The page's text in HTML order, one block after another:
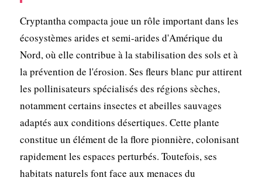
Cryptantha compacta joue un rôle important dans les
écosystèmes arides et semi-arides d'Amérique du
Nord, où elle contribue à la stabilisation des sols et à
la prévention de l'érosion. Ses fleurs blanc pur attirent
les pollinisateurs spécialisés des régions sèches,
notamment certains insectes et abeilles sauvages
adaptés aux conditions désertiques. Cette plante
constitue un élément de la flore pionnière, colonisant
rapidement les espaces perturbés. Toutefois, ses
habitats naturels font face aux menaces du